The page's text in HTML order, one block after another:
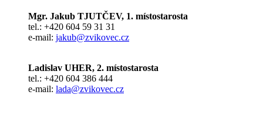
Mgr. Jakub TJUTČEV, 1. místostarosta
tel.: +420 604 59 31 31
e-mail: jakub@zvikovec.cz
Ladislav UHER, 2. místostarosta
tel.: +420 604 386 444
e-mail: lada@zvikovec.cz